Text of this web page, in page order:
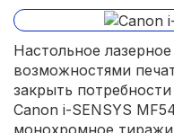
Настольное
возможностями
закрыть
Canon i-SENSYS